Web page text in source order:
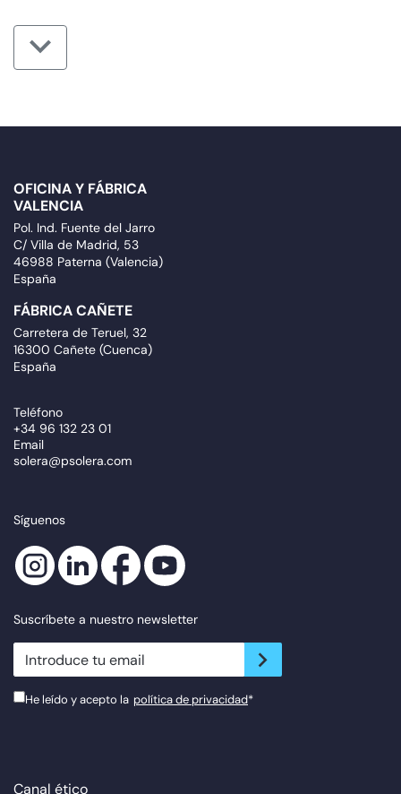
OFICINA Y FÁBRICA
VALENCIA
Pol. Ind. Fuente del Jarro
C/ Villa de Madrid, 53
46988 Paterna (Valencia)
España
FÁBRICA CAÑETE
Carretera de Teruel, 32
16300 Cañete (Cuenca)
España
Teléfono
+34 96 132 23 01
Email
solera@psolera.com
Síguenos
Suscríbete a nuestro newsletter
newsletter.suscribe
He leído y acepto la política de privacidad*
Canal ético